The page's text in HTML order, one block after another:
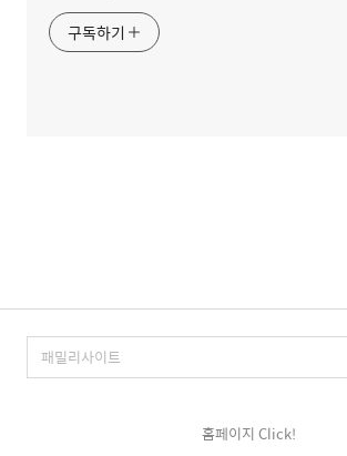
구독하기
홈페이지 Click!